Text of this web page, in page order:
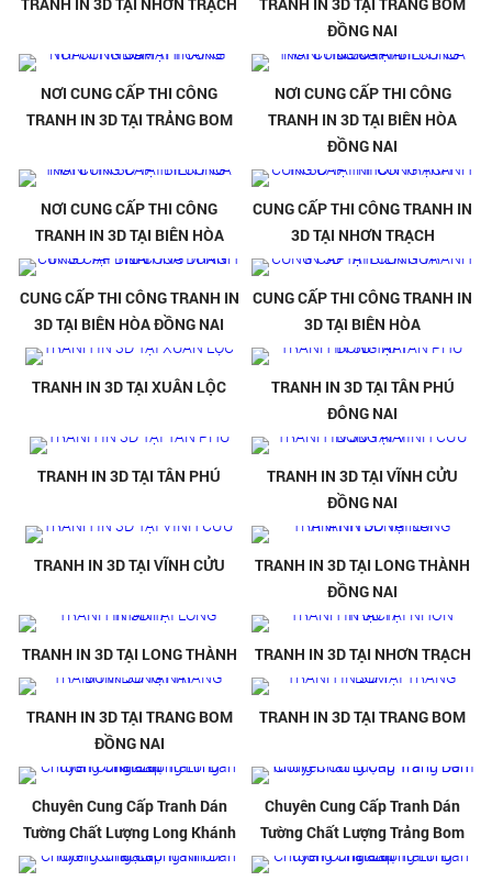
ĐỒNG NAI
NƠI CUNG CẤP THI CÔNG
TRANH IN 3D TẠI TRẢNG BOM
NƠI CUNG CẤP THI CÔNG
TRANH IN 3D TẠI BIÊN HÒA
ĐỒNG NAI
NƠI CUNG CẤP THI CÔNG
TRANH IN 3D TẠI BIÊN HÒA
CUNG CẤP THI CÔNG TRANH IN
3D TẠI NHƠN TRẠCH
CUNG CẤP THI CÔNG TRANH IN
3D TẠI BIÊN HÒA ĐỒNG NAI
CUNG CẤP THI CÔNG TRANH IN
3D TẠI BIÊN HÒA
TRANH IN 3D TẠI XUÂN LỘC
TRANH IN 3D TẠI TÂN PHÚ
ĐÔNG NAI
TRANH IN 3D TẠI TÂN PHÚ
TRANH IN 3D TẠI VĨNH CỬU
ĐỒNG NAI
TRANH IN 3D TẠI VĨNH CỬU
TRANH IN 3D TẠI LONG THÀNH
ĐỒNG NAI
TRANH IN 3D TẠI LONG THÀNH TRANH IN 3D TẠI NHƠN TRẠCH
TRANH IN 3D TẠI TRANG BOM
ĐỒNG NAI
TRANH IN 3D TẠI TRANG BOM
Chuyên Cung Cấp Tranh Dán
Tường Chất Lượng Long Khánh
Chuyên Cung Cấp Tranh Dán
Tường Chất Lượng Trảng Bom